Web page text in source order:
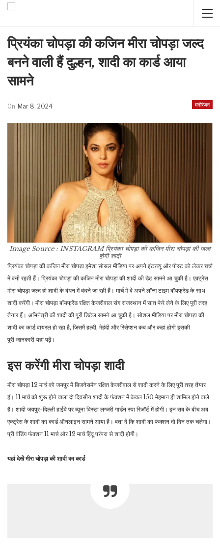
प्रियंका चोपड़ा की कजिन मीरा चोपड़ा जल्द
बनने वाली हैं दुल्हन, शादी का कार्ड आया
सामने
मनोरंजन
On Mar 8, 2024
Image Source : INSTAGRAMप्रियंका चोपड़ा की कजिन मीरा चोपड़ा की जल्द
होगी शादी
प्रियंका चोपड़ा की कजिन मीरा चोपड़ा हमेशा सोसल मीडिया पर अपने इंटरव्यू और पोस्ट को लेकर चर्चा
में बनी रहती हैं। प्रियंका चोपड़ा की कजिन मीरा चोपड़ा की शादी की डेट सामने आ चुकी है। एक्ट्रेस
मीरा चोपड़ा जल्द ही शादी के बंधन में बंधने जा रही हैं। मार्च में वे अपने लॉन्ग टाइम बॉयफ्रेंड के साथ
शादी करेंगी। मीरा चोपड़ा बॉयफ्रेंड रक्षित केजरीवाल संग राजस्थान में सात फेरे लेने के लिए पूरी तरह
तैयार हैं। अभिनेत्री की शादी की पूरी डिटेल सामने आ चुकी है। सोशल मीडिया पर मीरा चोपड़ा की
शादी का कार्ड वायरल हो रहा है, जिसमें हल्दी, मेहंदी और रिसेप्शन कब और कहां होगी इसकी
पूरी जानकारी यहां पढ़ें।
इस करेंगी मीरा चोपड़ा शादी
मीरा चोपड़ा 12 मार्च को जयपुर में बिजनेसमैन रक्षित केजरीवाल से शादी करने के लिए पूरी तरह तैयार
हैं। 11 मार्च को शुरू होने वाला दो दिवसीय शादी के फंक्शन में केवल 150 मेहमान ही शामिल होने वाले
हैं। शादी जयपुर-दिल्ली हाईवे पर ब्यूना विस्टा लग्जरी गार्डन स्पा रिजॉर्ट में होगी। इन सब के बीच अब
एक्ट्रेस के शादी का कार्ड ऑनलाइन सामने आया है। बता दें कि शादी का फंक्शन दो दिन तक चलेगा।
प्री वेडिंग फंक्शन 11 मार्च और 12 मार्च हिंदू परंपरा से शादी होगी।
यहां देखें मीरा चोपड़ा की शादी का कार्ड-